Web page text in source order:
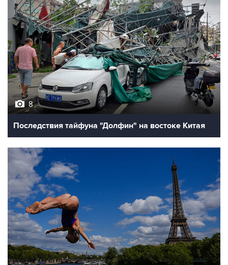
8
Последствия тайфуна "Долфин" на востоке Китая